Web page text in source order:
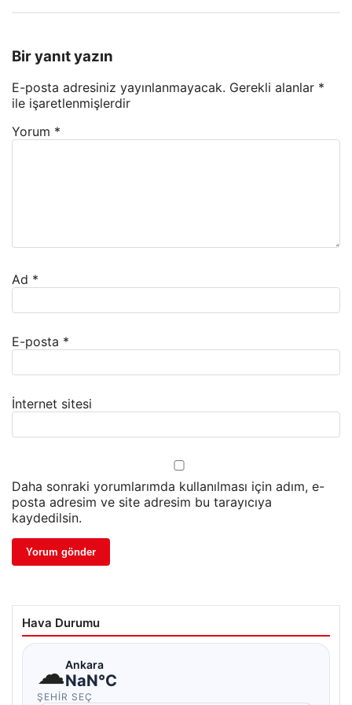
Bir yanıt yazın
E-posta adresiniz yayınlanmayacak. Gerekli alanlar *
ile işaretlenmişlerdir
Yorum *
Ad *
E-posta *
İnternet sitesi
Daha sonraki yorumlarımda kullanılması için adım, e-
posta adresim ve site adresim bu tarayıcıya
kaydedilsin.
Hava Durumu
☁Ankara
NaN°C
ŞEHIR SEÇ